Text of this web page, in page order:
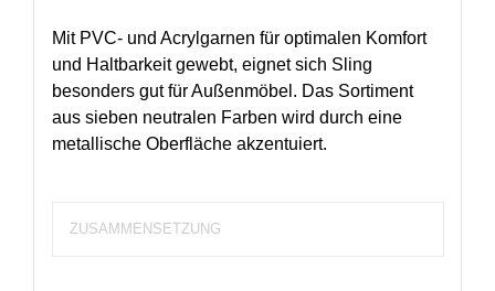
Mit PVC- und Acrylgarnen für optimalen Komfort
und Haltbarkeit gewebt, eignet sich Sling
besonders gut für Außenmöbel. Das Sortiment
aus sieben neutralen Farben wird durch eine
metallische Oberfläche akzentuiert.
ZUSAMMENSETZUNG